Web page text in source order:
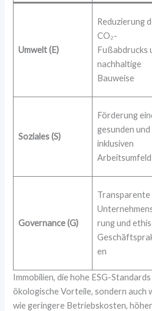
Umwelt (E)
Reduzierung
CO₂-
Fußabdrucks
nachhaltige
Bauweise
Soziales (S)
Förderung
gesunden und
inklusiven
Governance (G)
Transparente
rung und
en
Immobilien, die hohe ESG-
ökologische Vorteile, sondern auch
wie geringere Betriebskosten,